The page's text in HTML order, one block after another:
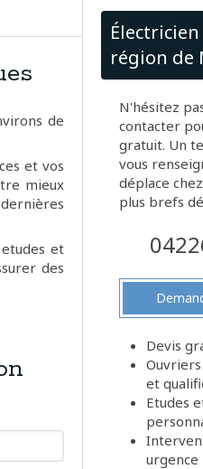
de
et vos
mieux
et
des
région de
N'hésitez
contacter
gratuit. Un
vous
déplace
plus brefs
Devis
et
Etudes
urgence